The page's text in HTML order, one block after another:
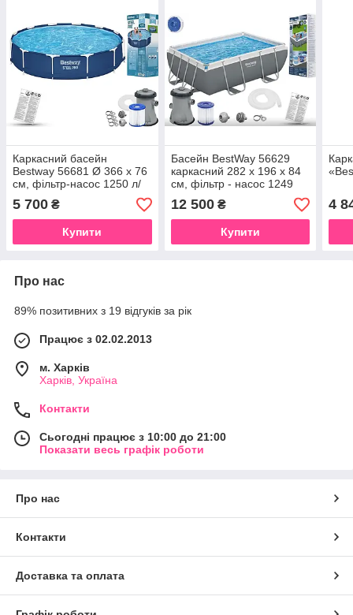
Каркасний басейн
Bestway 56681 Ø 366 х 76
см, фільтр-насос 1250 л/
год
5 700 ₴
Купити
Басейн BestWay 56629
каркасний 282 х 196 х 84
см, фільтр - насос 1249
12 500₴
Купити
4
Про нас
89% позитивних з 19 відгуків за рік
Працює з 02.02.2013
м. Харків
Харків, Україна
Контакти
Сьогодні працює з 10:00 до 21:00
Показати весь графік роботи
Про нас
Контакти
Доставка та оплата